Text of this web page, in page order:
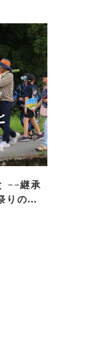
−−継承
りの再